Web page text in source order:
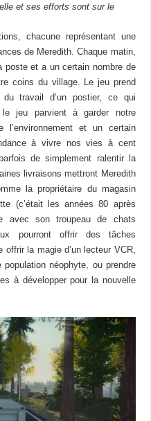
et ses efforts sont sur le
chacune représentant une
de Meredith. Chaque matin,
poste et a un certain nombre de
coins du village. Le jeu prend
du travail d’un postier, ce qui
le jeu parvient à garder notre
et un certain
à vivre nos vies à cent
de simplement ralentir la
livraisons mettront Meredith
la propriétaire du magasin
(c’était les années 80 après
avec son troupeau de chats
pourront offrir des tâches
la magie d’un lecteur VCR,
néophyte, ou prendre
à développer pour la nouvelle